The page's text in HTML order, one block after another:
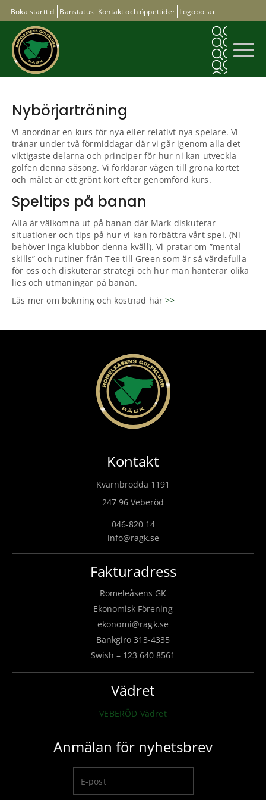
Boka starttid Banstatus Kontakt och öppettider Logobollar
Nybörjarträning
Vi anordnar en kurs för nya eller relativt nya spelare. Vi
tränar under två förmiddagar där vi går igenom alla det
viktigaste delarna och principer för hur ni kan utveckla
golfen denna säsong. Vi förklarar vägen till gröna kortet
och målet är ett grönt kort efter genomförd kurs.
Speltips på banan
Alla är välkomna ut på banan där Mark diskuterar
situationer och tips på hur vi kan förbättra vårt spel. (Ni
behöver inga klubbor denna kväll). Vi pratar om ”mental
skills” och rutiner från Tee till Green som är så värdefulla
för oss och diskuterar strategi och hur man hanterar olika
lies och utmaningar på banan.
Läs mer om bokning och kostnad här>>
Kontakt
Kvarnbrodda 1191
247 96 Veberöd
046-820 14
info@ragk.se
Fakturadress
Romeleåsens GK
Ekonomisk Förening
ekonomi@ragk.se
Bankgiro 313-4335
Swish – 123 640 8561
Vädret
VEBERÖD Vädret
Anmälan för nyhetsbrev